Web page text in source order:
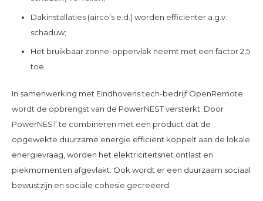
Dakinstallaties (airco’s e.d.) worden efficiënter a.g.v.
schaduw;
Het bruikbaar zonne-oppervlak neemt met een factor 2,5
toe.
In samenwerking met Eindhovens tech-bedrijf OpenRemote
wordt de opbrengst van de PowerNEST versterkt. Door
PowerNEST te combineren met een product dat de
opgewekte duurzame energie efficiënt koppelt aan de lokale
energievraag, worden het elektriciteitsnet ontlast en
piekmomenten afgevlakt. Ook wordt er een duurzaam sociaal
bewustzijn en sociale cohesie gecreëerd.